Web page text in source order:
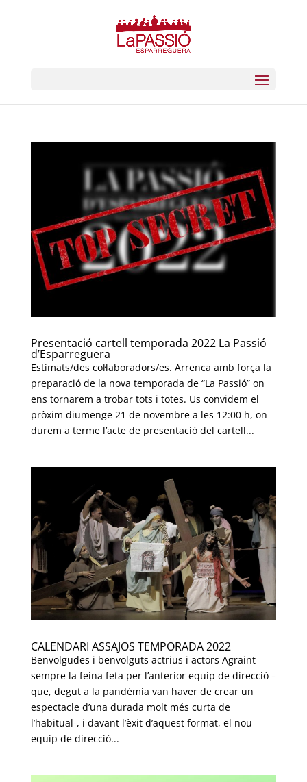
Presentació cartell temporada 2022 La Passió
d’Esparreguera
Estimats/des col·laboradors/es. Arrenca amb força la
preparació de la nova temporada de “La Passió” on
ens tornarem a trobar tots i totes. Us convidem el
pròxim diumenge 21 de novembre a les 12:00 h, on
durem a terme l’acte de presentació del cartell...
CALENDARI ASSAJOS TEMPORADA 2022
Benvolgudes i benvolguts actrius i actors Agraint
sempre la feina feta per l’anterior equip de direcció –
que, degut a la pandèmia van haver de crear un
espectacle d’una durada molt més curta de
l’habitual-, i davant l’èxit d’aquest format, el nou
equip de direcció...